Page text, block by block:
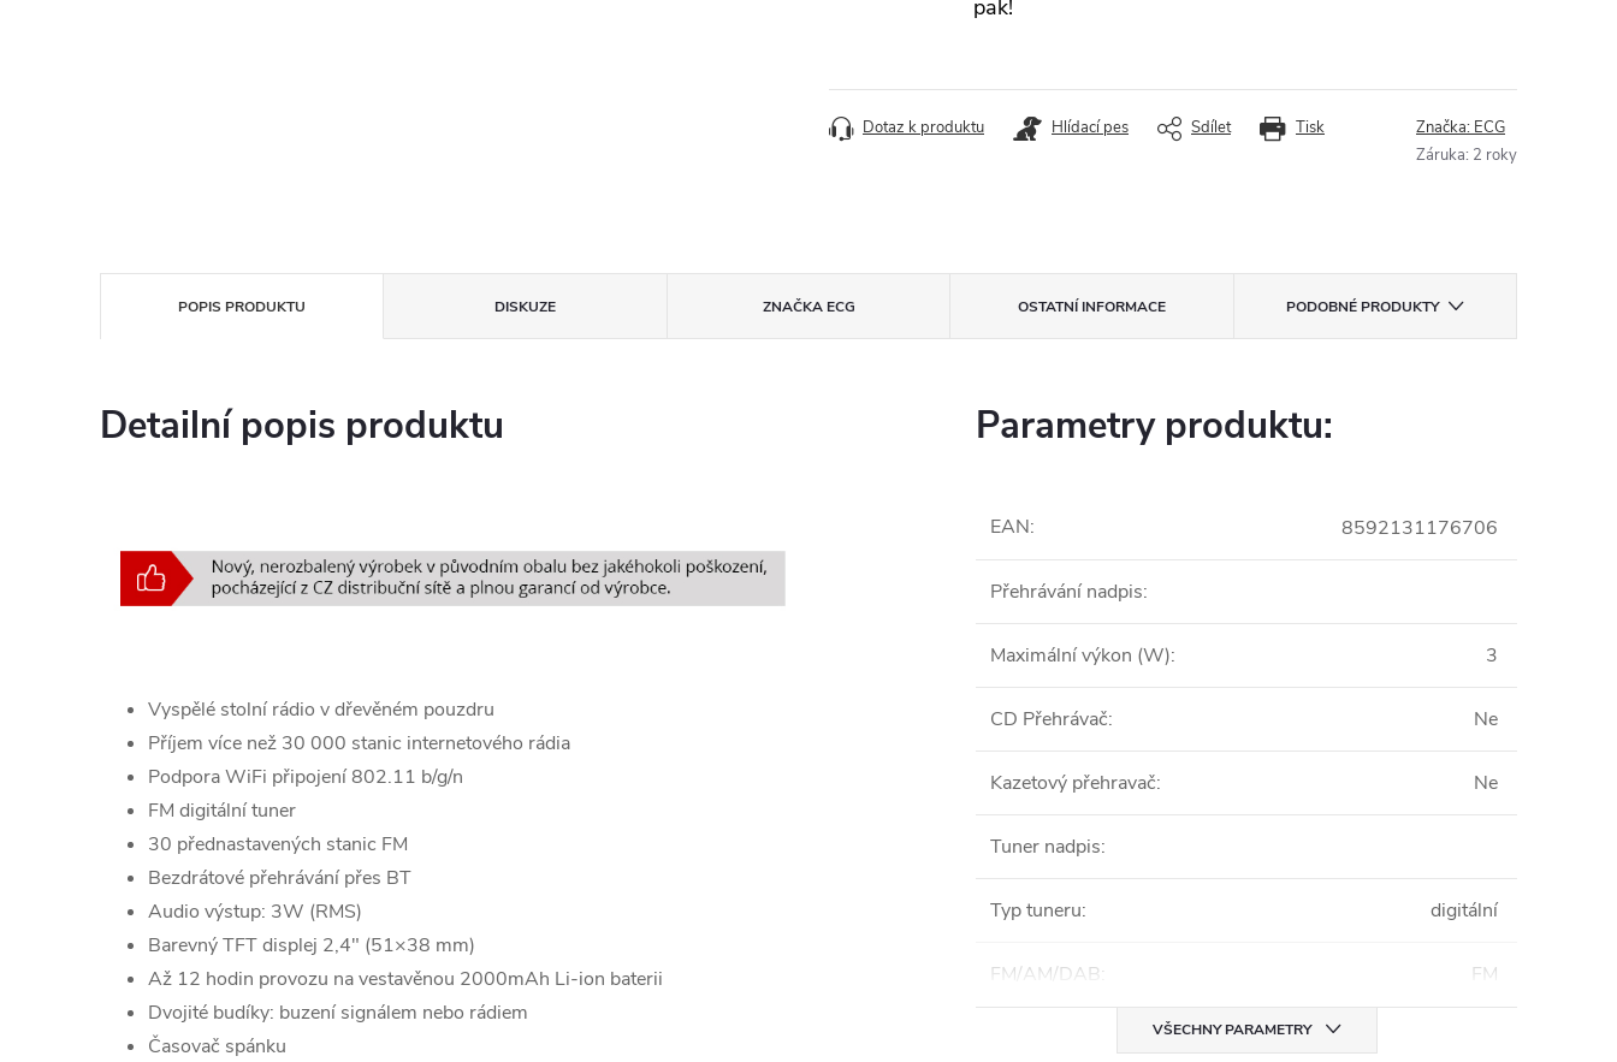
pak!
Tisk
Dotaz k produktu Hlídací pes Sdílet Značka: ECG
Záruka: 2 roky
POPIS PRODUKTU DISKUZE ZNAČKAECG OSTATNÍ INFORMACE PODOBNÉ PRODUKTY
Detailní popis produktu
Vyspělé stolní rádio v dřevěném pouzdru
Příjem více než 30 000 stanic internetového rádia
Podpora WiFi připojení 802.11 b/g/n
FM digitální tuner
30 přednastavených stanic FM
Bezdrátové přehrávání přes BT
Audio výstup: 3W (RMS)
Barevný TFT displej 2,4″ (51×38 mm)
Až 12 hodin provozu na vestavěnou 2000mAh Li-ion baterii
Dvojité budíky: buzení signálem nebo rádiem
Časovač spánku
Parametry produktu:
EAN: 8592131176706
Přehrávání nadpis:
Maximální výkon (W): 3
CD Přehrávač: Ne
Kazetový přehravač: Ne
Tuner nadpis:
Typ tuneru: digitální
FM/AM/DAB: FM
VŠECHNY PARAMETRY